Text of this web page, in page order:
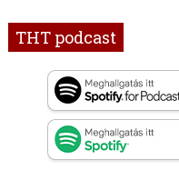
THT podcast